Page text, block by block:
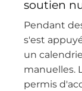
soutien
Pendant
s'est
un
manuelles.
permis